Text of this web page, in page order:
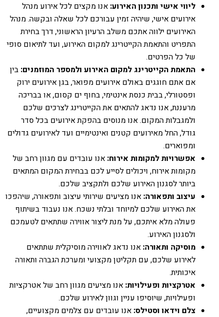
ליווי אישי ותכנון האירוע: אנו מקצים לכל אירוע מנהל
אירועים אישי, שיהיה זמין עבורכם לכל שאלה ובקשה. מנהל
האירועים ילווה אתכם משלב הרעיון הראשוני, דרך בחירת
התפריט והתאמת הקייטרינג למקום האירוע, ועד לתיאום סופי
של כל הפרטים.
התאמת הקייטרינג למקום האירוע ולמספר המוזמנים: בין
אם אתם חוגגים באולם אירועים מפואר, בגן אירועים ירוק
ופסטורלי, בבית כנסת אינטימי, בחוף ים קסום, או בבריכה
מרעננת, אנו נדאג להתאים את הקייטרינג לצרכים שלכם
ולמגבלות המקום. אנו מנוסים בהפקת אירועים בכל סדר
גודל, החל מאירועים קטנים ואינטימיים ועד לאירועים גדולים
ומפוארים.
אפשרויות למקומות אירוח: אנו עובדים עם מגוון רחב של
מקומות אירוח, ויכולים לסייע לכם בבחירת המקום המתאים
ביותר לסגנון האירוע שלכם ולתקציב שלכם.
עיצוב ותפאורה: אנו מציעים שירותי עיצוב ותפאורה, שיהפכו
את האירוע שלכם למיוחד ובלתי נשכח. אנו נעבוד בשיתוף
פעולה מלא איתכם, על מנת ליצור אווירה שתתאים לטעמכם
ולסגנון האירוע.
מוסיקה ותאורה: אנו נדאג לאווירה מוסיקלית שתתאים
לאירוע שלכם, עם תקליטן מקצועי ומערכת הגברה ותאורה
איכותית.
אטרקציות ופעילויות: אנו מציעים מגוון רחב של אטרקציות
ופעילויות, שיוסיפו עניין וגוון לאירוע שלכם.
צלם וידאו וסטילס: אנו עובדים עם צלמים מקצועיים,